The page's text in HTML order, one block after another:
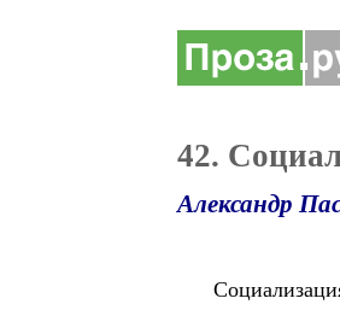
42.
Александр